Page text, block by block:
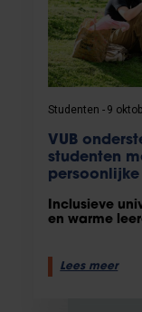
Studenten 9
VUB
studenten
Inclusieve
en warme
Lees meer